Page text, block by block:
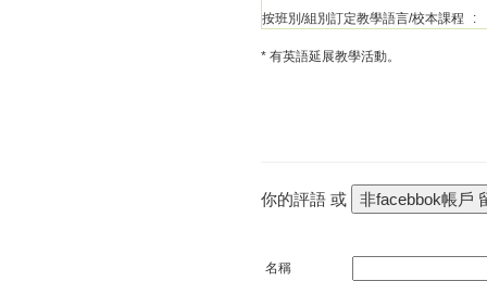
按班別/組別訂定教學語言/校本課程 :
* 有英語延展教學活動。
你的評語 或
名稱